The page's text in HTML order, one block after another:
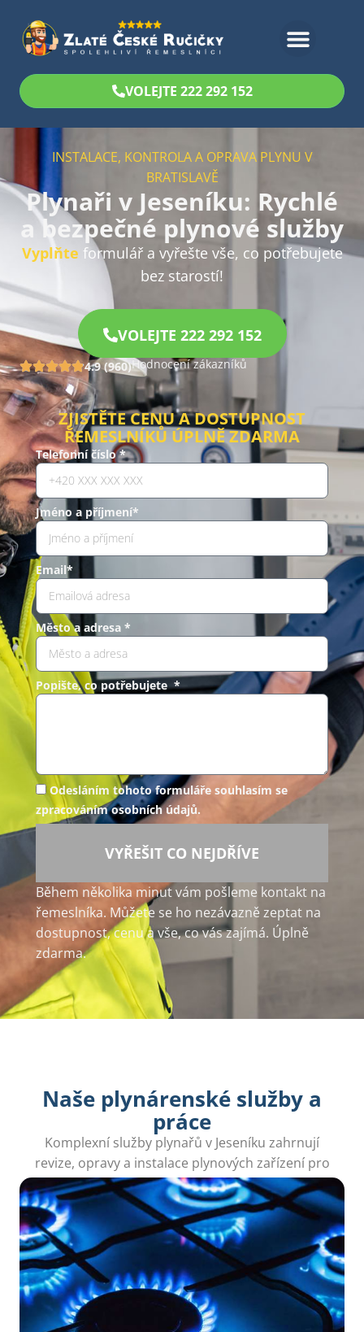
VOLEJTE 222 292 152
INSTALACE, KONTROLA A OPRAVA PLYNU V
BRATISLAVĚ
Plynaři v Jeseníku: Rychlé
a bezpečné plynové služby
Vyplňte formulář a vyřešte vše, co potřebujete
bez starostí!
VOLEJTE 222 292 152
4.9 (960)Hodnocení zákazníků
ZJISTĚTE CENU A DOSTUPNOST
ŘEMESLNÍKŮ ÚPLNĚ ZDARMA
Telefonní číslo *
Jméno a příjmení*
Email*
Město a adresa *
Popište, co potřebujete *
Odesláním tohoto formuláře souhlasím se
zpracováním osobních údajů.
VYŘEŠIT CO NEJDŘÍVE
Během několika minut vám pošleme kontakt na
řemeslníka. Můžete se ho nezávazně zeptat na
dostupnost, cenu a vše, co vás zajímá. Úplně
zdarma.
Naše plynárenské služby a
práce
Komplexní služby plynařů v Jeseníku zahrnují
revize, opravy a instalace plynových zařízení pro
maximální bezpečnost a pohodlí.